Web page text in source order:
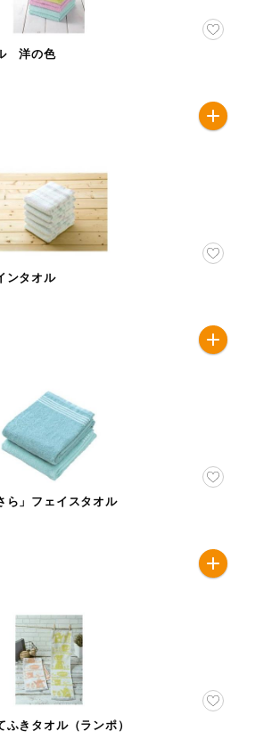
ごま
洋の色
ンタオル
ら」フェイスタオル
きタオル（ランポ）